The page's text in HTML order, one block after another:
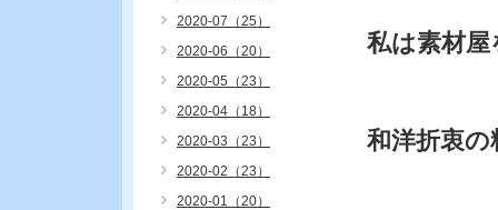
私は素材
和洋折衷の
2020-07（25）
2020-06（20）
2020-05（23）
2020-04（18）
2020-03（23）
2020-02（23）
2020-01（20）